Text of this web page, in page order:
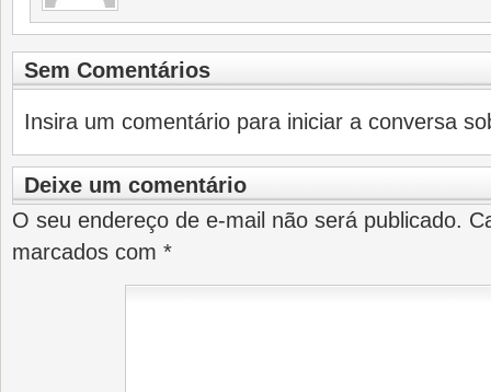
Sem Comentários
Insira um comentário para iniciar a conversa
Deixe um comentário
O seu endereço de e-mail não será publicado.
marcados com *